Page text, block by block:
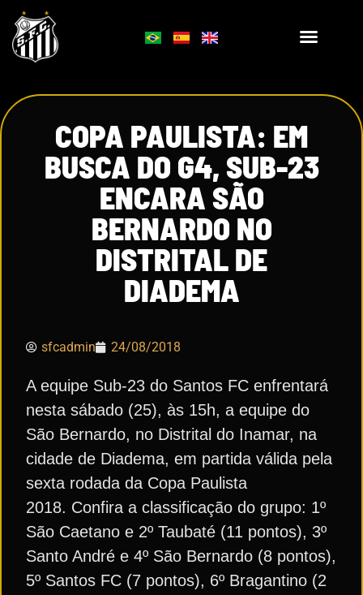
COPA PAULISTA: EM
BUSCA DO G4, SUB-23
ENCARA SÃO
BERNARDO NO
DISTRITAL DE
DIADEMA
sfcadmin 24/08/2018
A equipe Sub-23 do Santos FC enfrentará
nesta sábado (25), às 15h, a equipe do
São Bernardo, no Distrital do Inamar, na
cidade de Diadema, em partida válida pela
sexta rodada da Copa Paulista
2018. Confira a classificação do grupo: 1º
São Caetano e 2º Taubaté (11 pontos), 3º
Santo André e 4º São Bernardo (8 pontos),
5º Santos FC (7 pontos), 6º Bragantino (2